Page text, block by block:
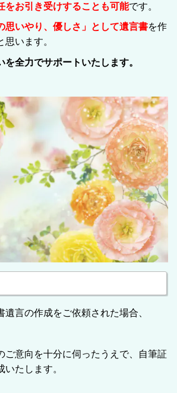
をお引き受けすることも可能です。
思いやり、優しさ」として遺言書を作
います。
を全力でサポートいたします。
遺言の作成をご依頼された場合、
意向を十分に伺ったうえで、自筆証
たします。